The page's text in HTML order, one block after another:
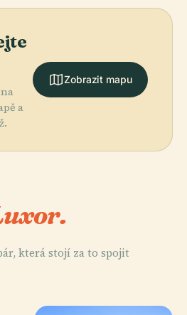
a
Zobrazit mapu
která stojí za to spojit